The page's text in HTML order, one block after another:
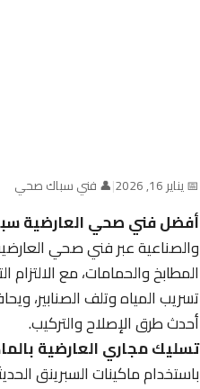
📅 يناير 16, 2026 |👤 فني سباك صحي
أفضل فني صحي العارضية
والصناعية عبر فني صحي
المطابخ والحمامات، مع
تسريب المياه وتلف الصنابير،
أحدث طرق الإصلاح والتركيب.
تسليك مجاري العارضية
باستخدام ماكينات السبرينق